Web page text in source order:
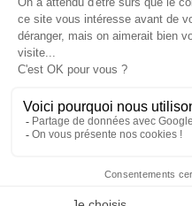
NOS PARTENAIRES
HORAIRES
Création site